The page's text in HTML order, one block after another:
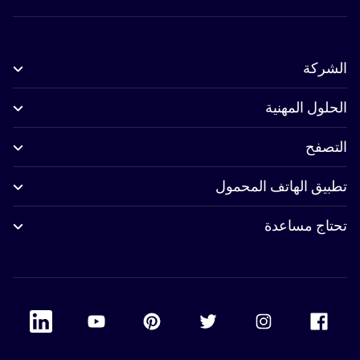
الشركة
الحلول المهنية
التصفح
تطبيق الهاتف المحمول
تحتاج مساعدة
Accor Facebook
Accor Twitter
Accor Pinterest
Accor Youtube
Linkedin